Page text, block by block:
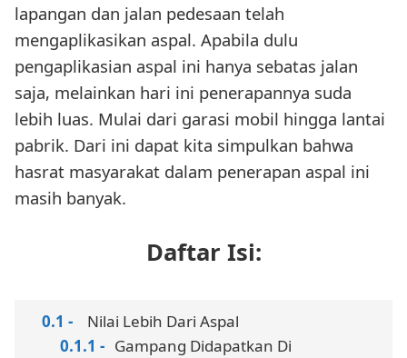
lapangan dan jalan pedesaan telah
mengaplikasikan aspal. Apabila dulu
pengaplikasian aspal ini hanya sebatas jalan
saja, melainkan hari ini penerapannya suda
lebih luas. Mulai dari garasi mobil hingga lantai
pabrik. Dari ini dapat kita simpulkan bahwa
hasrat masyarakat dalam penerapan aspal ini
masih banyak.
Daftar Isi:
Nilai Lebih Dari Aspal
Gampang Didapatkan Di